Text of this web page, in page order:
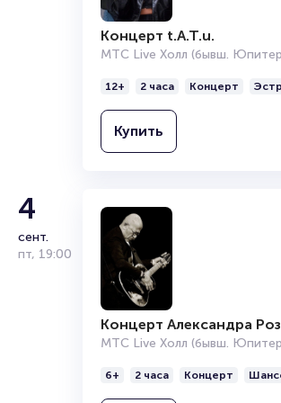
читайте в разделах:
Продать билет
Концерт t.A.T.u.
МТС Live Холл (бывш.
12+ 2 часа Концерт
Купить
4
сент.
пт, 19:00
Концерт Александра
МТС Live Холл (бывш.
6+ 2 часа Концерт